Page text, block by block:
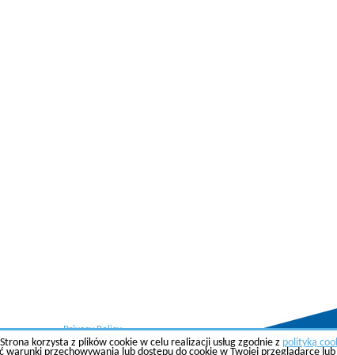
Privacy Policy
Strona korzysta z plików cookie w celu realizacji usług zgodnie z polityką
warunki przechowywania lub dostępu do cookie w Twojej przeglądarce lub